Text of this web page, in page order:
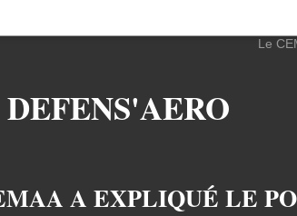
DEFENS'AERO
A EXPLIQUÉ LE